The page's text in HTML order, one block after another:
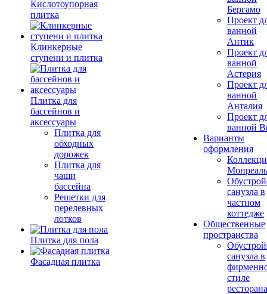
Кислотоупорная
плитка
Клинкерные
ступени и плитка
Плитка для
бассейнов и
аксессуары
Плитка для
обходных
дорожек
Плитка для
чаши
бассейна
Решетки для
перелевных
лотков
Плитка для пола
Фасадная плитка
Бергамо
Проект
ванной
Антик
Проект
ванной
Астерия
Проект
ванной
Анталия
Проект
ванной
Варианты
оформления
Монреаль
санузла в
частном
коттедже
Общественные
пространства
санузла в
стиле
ресторана